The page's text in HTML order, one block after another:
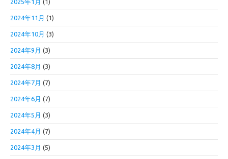
2025年1月 (1)
2024年11月 (1)
2024年10月 (3)
2024年9月 (3)
2024年8月 (3)
2024年7月 (7)
2024年6月 (7)
2024年5月 (3)
2024年4月 (7)
2024年3月 (5)